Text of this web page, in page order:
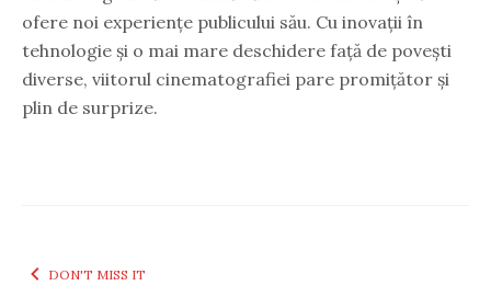
ofere noi experiențe publicului său. Cu inovații în
tehnologie și o mai mare deschidere față de povești
diverse, viitorul cinematografiei pare promițător și
plin de surprize.
DON'T MISS IT